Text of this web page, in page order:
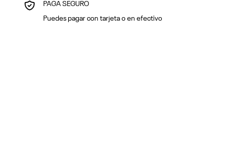
PAGA SEGURO
Puedes pagar con tarjeta o en efectivo